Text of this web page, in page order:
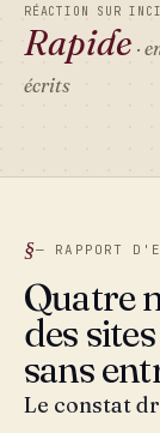
RÉACTION SUR
Rapide ·
écrits
— RAPPORT
Quatre
des sites
sans
Le constat